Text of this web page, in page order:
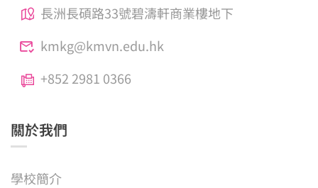
長洲長碩路33號碧濤軒商業樓地下
kmkg@kmvn.edu.hk
+852 2981 0366
關於我們
學校簡介